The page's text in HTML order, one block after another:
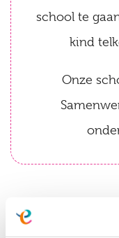
school te
kind
Onze